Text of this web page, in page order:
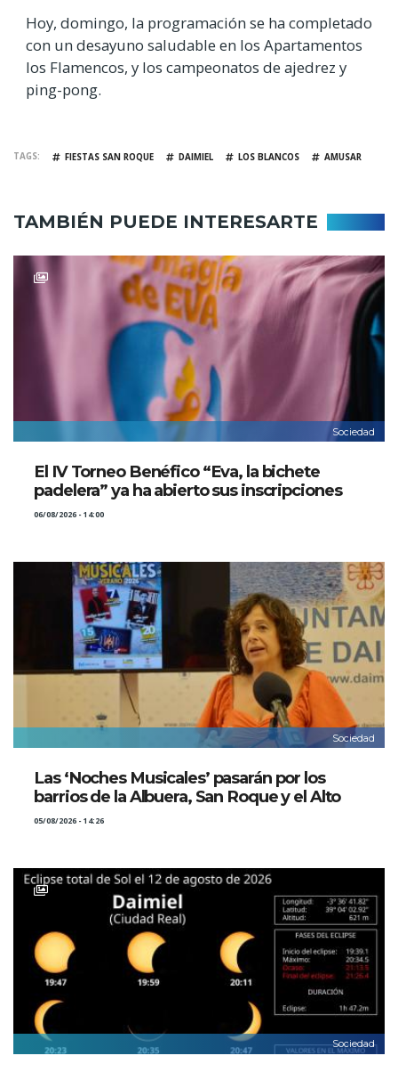
Hoy, domingo, la programación se ha completado
con un desayuno saludable en los Apartamentos
los Flamencos, y los campeonatos de ajedrez y
ping-pong.
TAGS FIESTAS SAN ROQUE DAIMIEL LOS BLANCOS AMUSAR
TAMBIÉN PUEDE INTERESARTE
Sociedad
El IV Torneo Benéfico “Eva, la bichete
padelera” ya ha abierto sus inscripciones
06/08/2026 - 14:00
Sociedad
Las ‘Noches Musicales’ pasarán por los
barrios de la Albuera, San Roque y el Alto
05/08/2026 - 14:26
Sociedad